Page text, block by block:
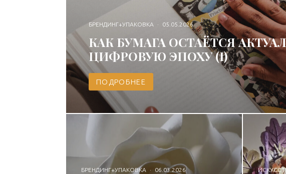
БРЕНДИНГ+УПАКОВКА · 05.05.2026
КАК БУМАГА ОСТАЁТСЯ
ЦИФРОВУЮ ЭПОХУ (I)
ПОДРОБНЕЕ
БРЕНДИНГ+УПАКОВКА · 06.03.2026